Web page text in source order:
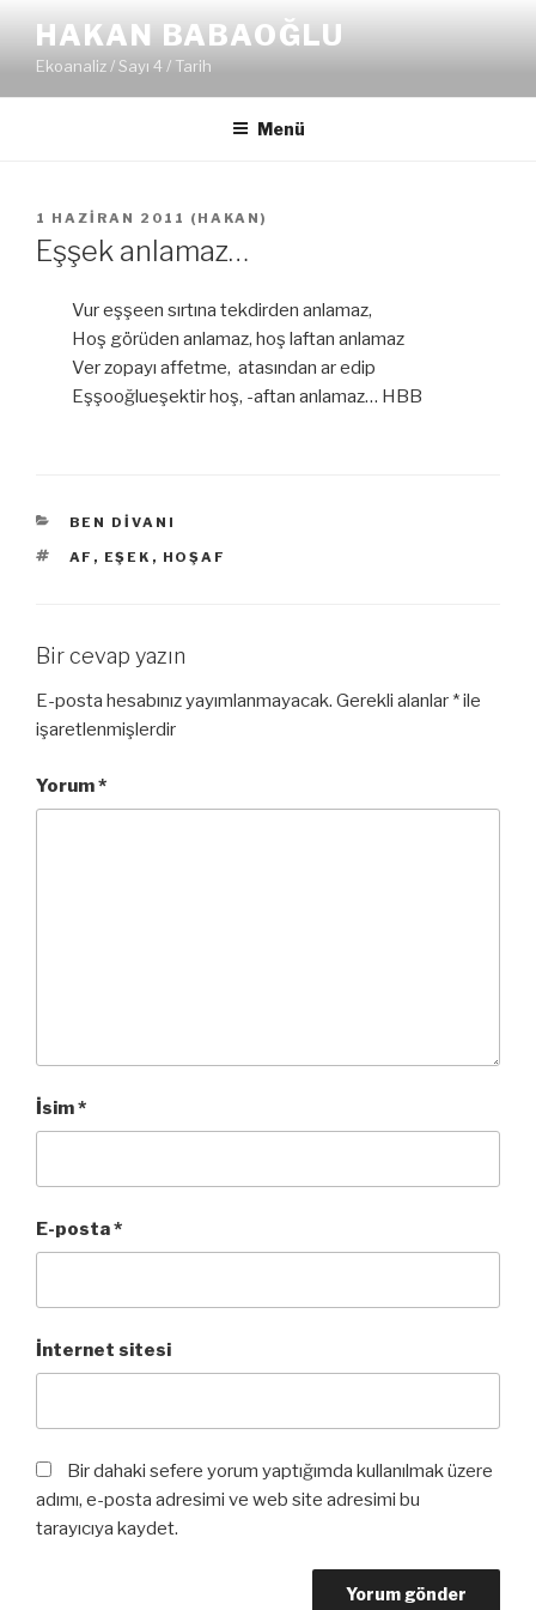
HAKAN BABAOĞLU
Ekoanaliz / Sayı 4 / Tarih
Menü
YAYIM
TARIHI
1 HAZIRAN 2011 ( HAKAN )
Eşşek anlamaz…
Vur eşşeen sırtına tekdirden anlamaz,
Hoş görüden anlamaz, hoş laftan anlamaz
Ver zopayı affetme, atasından ar edip
Eşşooğlueşektir hoş, -aftan anlamaz… HBB
KATEGORILER
BEN DIVANI
ETIKETLER
AF , EŞEK , HOŞAF
Bir cevap yazın
E-posta hesabınız yayımlanmayacak. Gerekli alanlar *ile
işaretlenmişlerdir
Yorum*
İsim*
E-posta*
İnternet sitesi
Bir dahaki sefere yorum yaptığımda kullanılmak üzere
adımı, e-posta adresimi ve web site adresimi bu
tarayıcıya kaydet.